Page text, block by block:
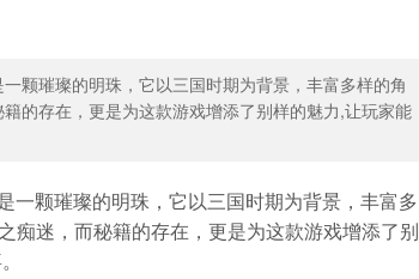
颗璀璨的明珠，它以三国时期为背景，丰富多样的角
的存在，更是为这款游戏增添了别样的魅力,让玩家能
一颗璀璨的明珠，它以三国时期为背景，丰富多
痴迷，而秘籍的存在，更是为这款游戏增添了别